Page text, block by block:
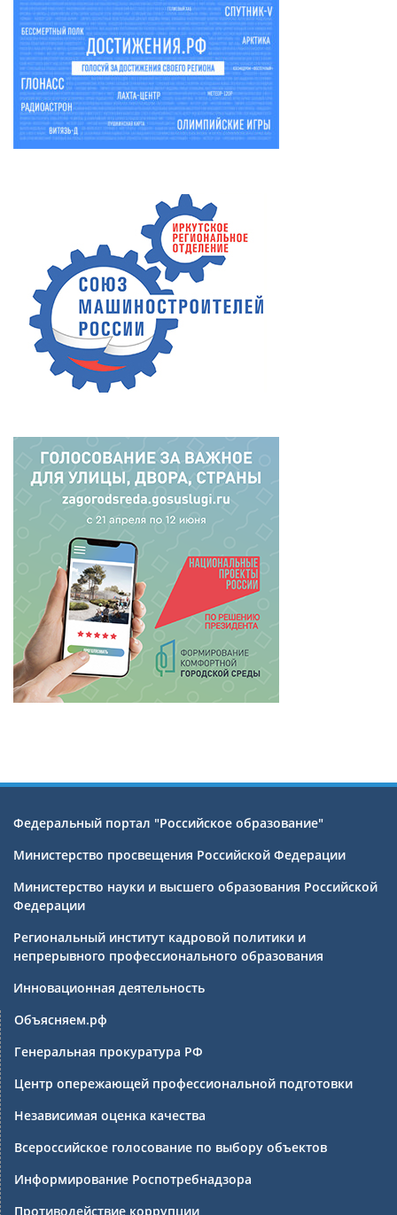
Федеральный портал "Российское образование"
Министерство просвещения Российской Федерации
Министерство науки и высшего образования Российской
Федерации
Региональный институт кадровой политики и
непрерывного профессионального образования
Инновационная деятельность
Объясняем.рф
Генеральная прокуратура РФ
Центр опережающей профессиональной подготовки
Независимая оценка качества
Всероссийское голосование по выбору объектов
Информирование Роспотребнадзора
Противодействие коррупции